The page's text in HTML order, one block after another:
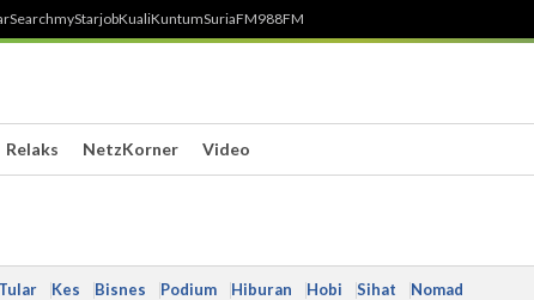
myStarjobKualiKuntumSuriaFM988FM
Relaks NetzKorner Video
Tular Kes Bisnes Podium Hiburan Hobi Sihat Nomad